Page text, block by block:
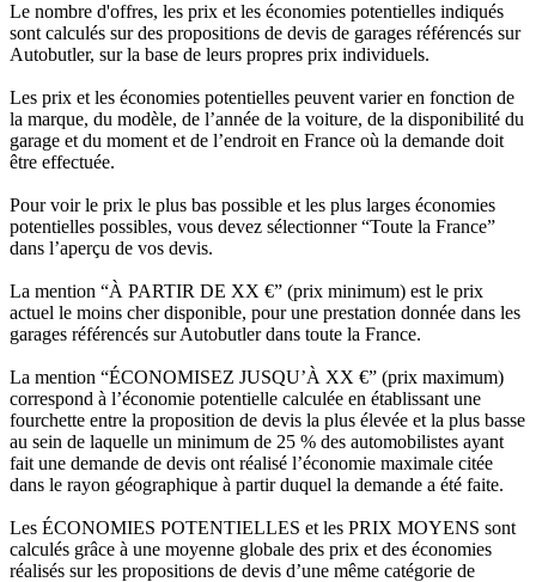
Le nombre d'offres, les prix et les économies potentielles indiqués
sont calculés sur des propositions de devis de garages référencés sur
Autobutler, sur la base de leurs propres prix individuels.
Les prix et les économies potentielles peuvent varier en fonction de
la marque, du modèle, de l’année de la voiture, de la disponibilité du
garage et du moment et de l’endroit en France où la demande doit
être effectuée.
Pour voir le prix le plus bas possible et les plus larges économies
potentielles possibles, vous devez sélectionner “Toute la France”
dans l’aperçu de vos devis.
La mention “À PARTIR DE XX €” (prix minimum) est le prix
actuel le moins cher disponible, pour une prestation donnée dans les
garages référencés sur Autobutler dans toute la France.
La mention “ÉCONOMISEZ JUSQU’À XX €” (prix maximum)
correspond à l’économie potentielle calculée en établissant une
fourchette entre la proposition de devis la plus élevée et la plus basse
au sein de laquelle un minimum de 25 % des automobilistes ayant
fait une demande de devis ont réalisé l’économie maximale citée
dans le rayon géographique à partir duquel la demande a été faite.
Les ÉCONOMIES POTENTIELLES et les PRIX MOYENS sont
calculés grâce à une moyenne globale des prix et des économies
réalisés sur les propositions de devis d’une même catégorie de